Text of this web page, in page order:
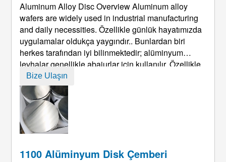
Aluminum Alloy Disc Overview Aluminum alloy
wafers are widely used in industrial manufacturing
and daily necessities. Özellikle günlük hayatımızda
uygulamalar oldukça yaygındır.. Bunlardan biri
herkes tarafından iyi bilinmektedir; alüminyum
levhalar genellikle abajurlar için kullanılır. Özellikle
bazı dış mekan abajur ürünleri yaygın olarak
kullanılmaktadır., bu esas olarak alüminyum levha
malzemesinin süper korozyon direncinden
Bize Ulaşın
1100 Alüminyum Disk Çemberi